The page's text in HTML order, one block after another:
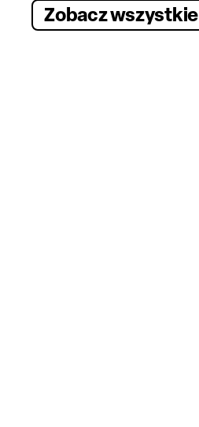
Zobacz wszystkie